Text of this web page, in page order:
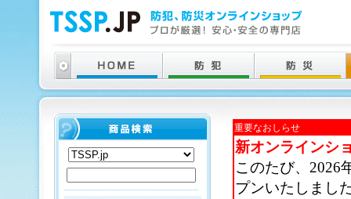
重要なおしらせ
新オンラインシ
このたび、2026
プンいたしまし